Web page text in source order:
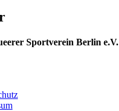
Sportverein Berlin e.V.